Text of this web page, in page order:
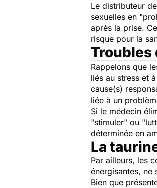
Le distributeur
sexuelles en
après la prise.
risque pour la
Troubles
Rappelons que
liés au stress et
cause(s)
liée à un
Si le médecin
"stimuler" ou
déterminée en
La
Par ailleurs, les
énergisantes, ne
Bien que